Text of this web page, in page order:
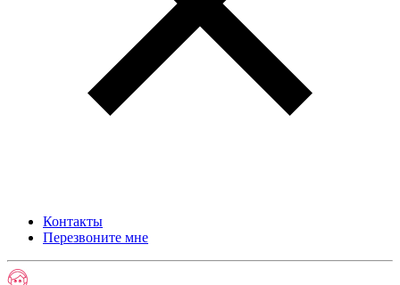
Контакты
Перезвоните мне